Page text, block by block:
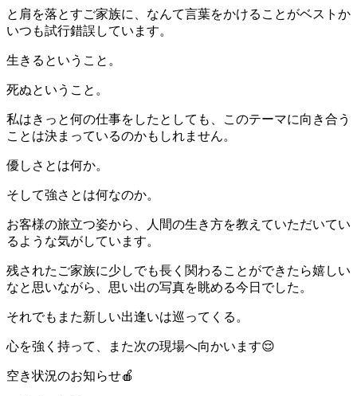
と肩を落とすご家族に、なんて言葉をかけることがベストか
いつも試行錯誤しています。
生きるということ。
死ぬということ。
私はきっと何の仕事をしたとしても、このテーマに向き合う
ことは決まっているのかもしれません。
優しさとは何か。
そして強さとは何なのか。
お客様の旅立つ姿から、人間の生き方を教えていただいてい
るような気がしています。
残されたご家族に少しでも長く関わることができたら嬉しい
なと思いながら、思い出の写真を眺める今日でした。
それでもまた新しい出逢いは巡ってくる。
心を強く持って、また次の現場へ向かいます😌
空き状況のお知らせ🍎